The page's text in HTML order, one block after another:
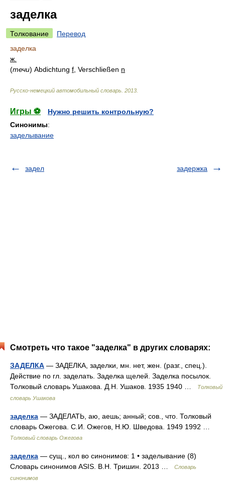
заделка
Толкование
Перевод
заделка
ж.
(течи) Abdichtung f , Verschließen n
Русско-немецкий автомобильный словарь 2013
Игры ⚽
Нужно решить контрольную?
Синонимы:
заделывание
задел задержка
Смотреть что такое "заделка" в других словарях:
ЗАДЕЛКА — ЗАДЕЛКА, заделки, мн. нет, жен. (разг., спец.).
Действие по гл. заделать. Заделка щелей. Заделка посылок.
Толковый словарь Ушакова. Д.Н. Ушаков. 1935 1940 …
Толковый
словарь Ушакова
заделка — ЗАДЕЛАТЬ, аю, аешь; анный; сов., что. Толковый
словарь Ожегова. С.И. Ожегов, Н.Ю. Шведова. 1949 1992 …
Толковый словарь Ожегова
заделка — сущ., кол во синонимов: 1 • заделывание (8)
Словарь синонимов ASIS. В.Н. Тришин. 2013 …
Словарь
синонимов